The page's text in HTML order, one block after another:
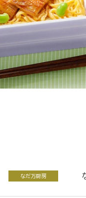
なだ万厨房